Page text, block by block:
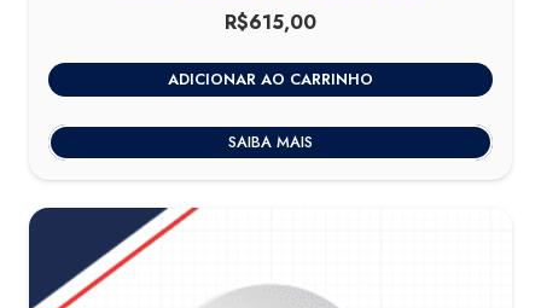
R$615,00
ADICIONAR AO CARRINHO
SAIBA MAIS